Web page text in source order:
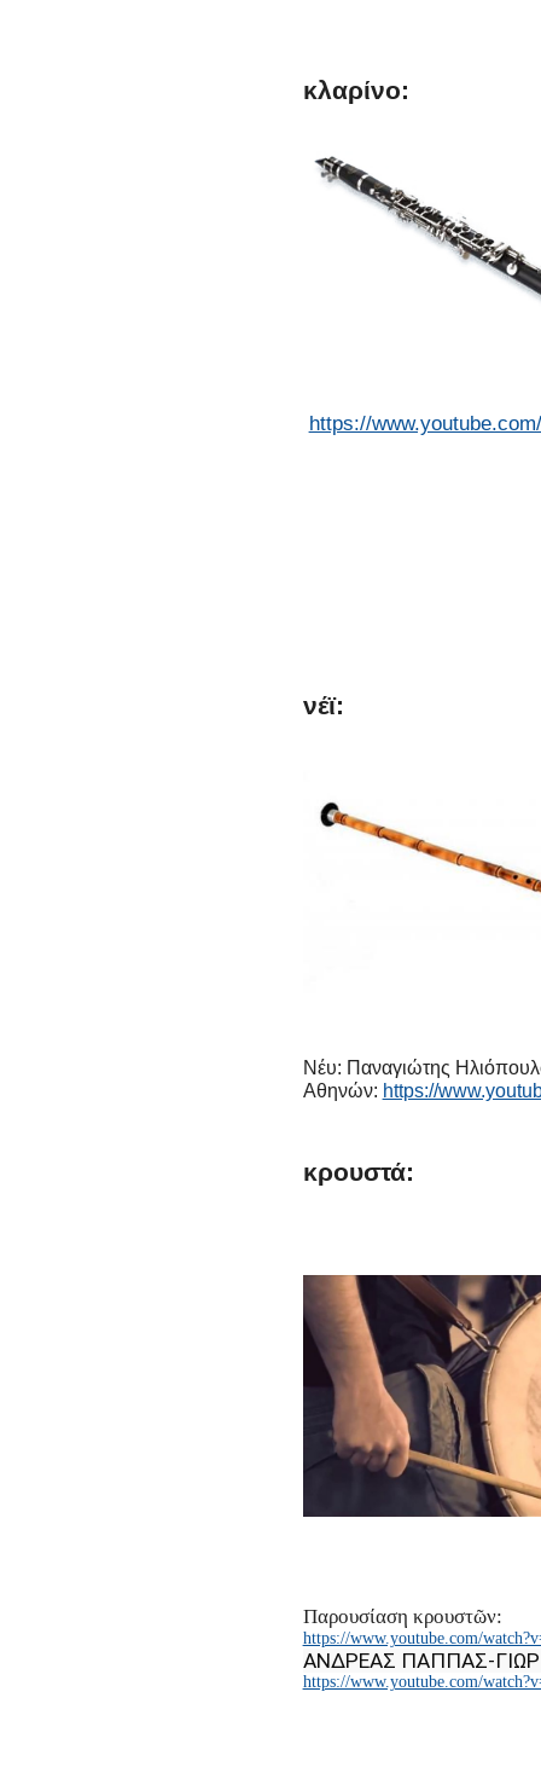
κλαρίνο:
https://
νέϊ:
Νέυ: Παναγιώτης
Αθηνών: https://
κρουστά:
Παρουσίαση κρουστῶν:
https://www.youtube.com/
ΑΝΔΡΕΑΣ ΠΑΠΠΑΣ-
https://www.youtube.com/